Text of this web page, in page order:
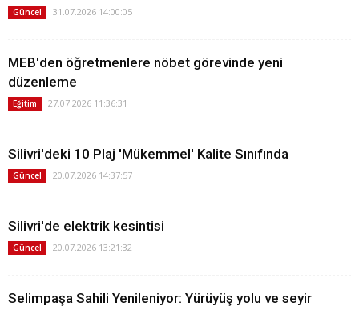
Güncel 31.07.2026 14:00:05
MEB'den öğretmenlere nöbet görevinde yeni
düzenleme
Eğitim 27.07.2026 11:36:31
Silivri'deki 10 Plaj 'Mükemmel' Kalite Sınıfında
Güncel 20.07.2026 14:37:57
Silivri'de elektrik kesintisi
Güncel 20.07.2026 13:21:32
Selimpaşa Sahili Yenileniyor: Yürüyüş yolu ve seyir